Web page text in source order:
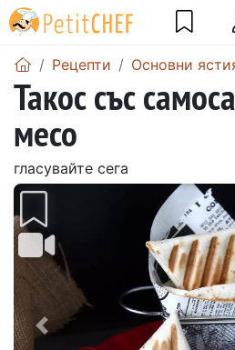
Рецепти Основни
Такос със
месо
гласувайте сега
Предишен